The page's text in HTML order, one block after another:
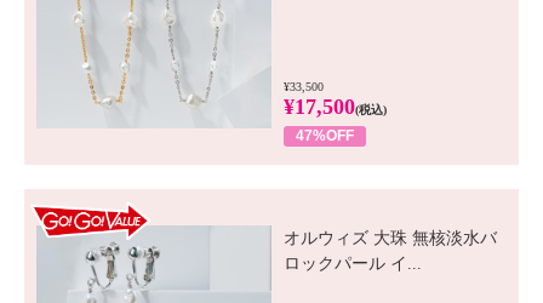
¥33,500
¥17,500(税込)
47%OFF
オルウィズ 大珠 無核淡水バ
ロックパール イ...